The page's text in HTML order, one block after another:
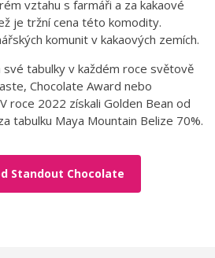
vztahu s farmáři a za kakaové
je tržní cena této komodity.
komunit v kakaových zemích.
své tabulky v každém roce světově
Chocolate Award nebo
roce 2022 získali Golden Bean od
tabulku Maya Mountain Belize 70%.
Standout Chocolate